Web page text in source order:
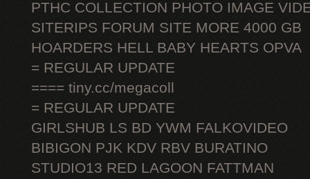
PTHC COLLECTION PHOTO IMAGE
SITERIPS FORUM SITE MORE 4000 GB
HOARDERS HELL BABY HEARTS OPVA
= REGULAR UPDATE
==== tiny.cc/megacoll
= REGULAR UPDATE
GIRLSHUB LS BD YWM FALKOVIDEO
BIBIGON PJK KDV RBV BURATINO
STUDIO13 RED LAGOON FATTMAN